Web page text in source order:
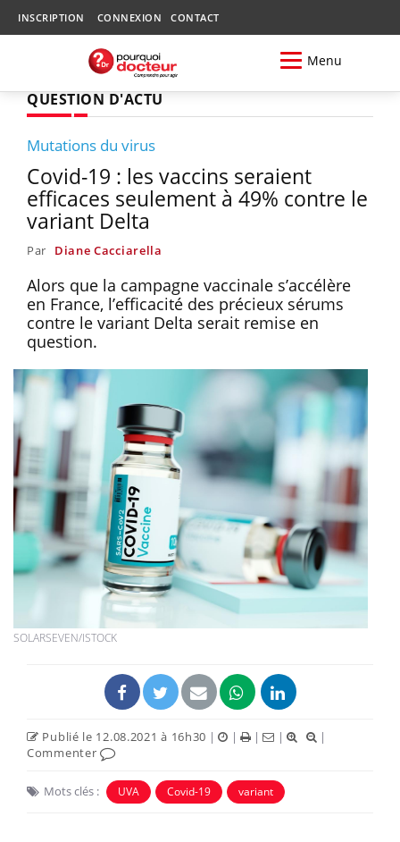
INSCRIPTION CONNEXION CONTACT
Menu
QUESTION D'ACTU
Mutations du virus
Covid-19 : les vaccins seraient
efficaces seulement à 49% contre le
variant Delta
Par Diane Cacciarella
Alors que la campagne vaccinale s’accélère
en France, l’efficacité des précieux sérums
contre le variant Delta serait remise en
question.
SOLARSEVEN/ISTOCK
Publié le 12.08.2021 à 16h30 | | | |
|
Commenter
Mots clés : UVA Covid-19 variant